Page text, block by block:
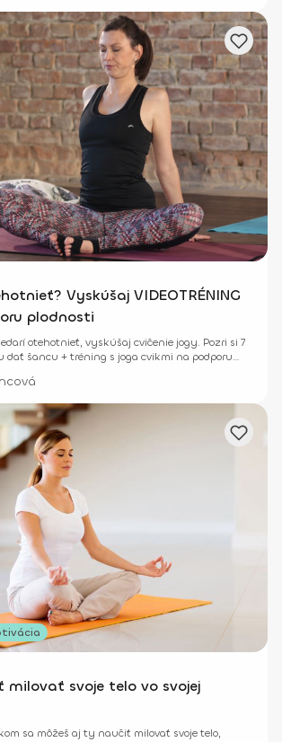
Vyskúšaj VIDEOTRÉNING
plodnosti
otehotnieť, vyskúšaj cvičenie jogy. Pozri si 7
dať šancu + tréning s joga cvikmi na podporu
milovať svoje telo vo svojej
sa môžeš aj ty naučiť milovať svoje telo,